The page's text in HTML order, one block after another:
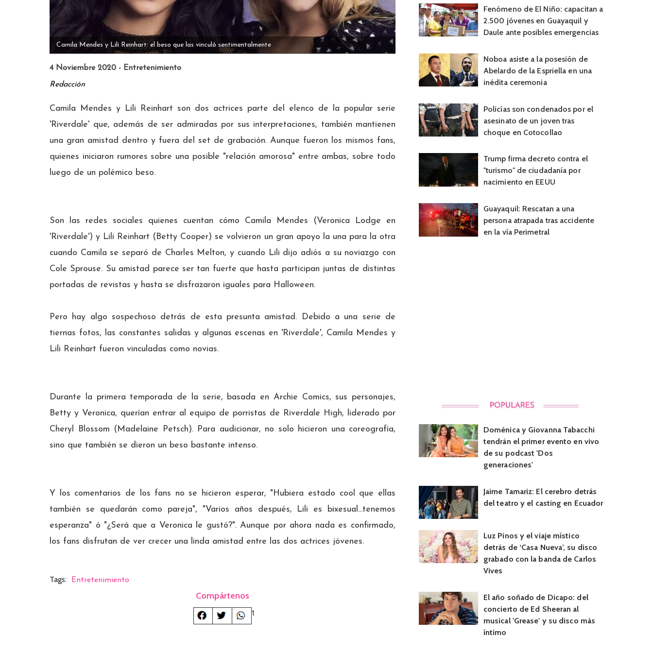
Camila Mendes y Lili Reinhart: el beso que las vinculó sentimentalmente
4 Noviembre 2020 - Entretenimiento
Redacción
Camila Mendes y Lili Reinhart son dos actrices parte del elenco de la popular serie
'Riverdale' que, además de ser admiradas por sus interpretaciones, también mantienen
una gran amistad dentro y fuera del set de grabación. Aunque fueron los mismos fans,
quienes iniciaron rumores sobre una posible "relación amorosa" entre ambas, sobre todo
luego de un polémico beso.
Son las redes sociales quienes cuentan cómo Camila Mendes (Veronica Lodge en
'Riverdale') y Lili Reinhart (Betty Cooper) se volvieron un gran apoyo la una para la otra
cuando Camila se separó de Charles Melton, y cuando Lili dijo adiós a su noviazgo con
Cole Sprouse. Su amistad parece ser tan fuerte que hasta participan juntas de distintas
portadas de revistas y hasta se disfrazaron iguales para Halloween.
Pero hay algo sospechoso detrás de esta presunta amistad. Debido a una serie de
tiernas fotos, las constantes salidas y algunas escenas en 'Riverdale', Camila Mendes y
Lili Reinhart fueron vinculadas como novias.
Durante la primera temporada de la serie, basada en Archie Comics, sus personajes,
Betty y Veronica, querían entrar al equipo de porristas de Riverdale High, liderado por
Cheryl Blossom (Madelaine Petsch). Para audicionar, no solo hicieron una coreografía,
sino que también se dieron un beso bastante intenso.
Y los comentarios de los fans no se hicieron esperar, "Hubiera estado cool que ellas
también se quedarán como pareja", "Varios años después, Lili es bixesual...tenemos
esperanza" ó "¿Será que a Veronica le gustó?". Aunque por ahora nada es confirmado,
los fans disfrutan de ver crecer una linda amistad entre las dos actrices jóvenes.
Tags: Entretenimiento
Compártenos
1
Fenómeno de El Niño: capacitan a
2.500 jóvenes en Guayaquil y
Daule ante posibles emergencias
Noboa asiste a la posesión de
Abelardo de la Espriella en una
inédita ceremonia
Policías son condenados por el
asesinato de un joven tras
choque en Cotocollao
Trump firma decreto contra el
"turismo" de ciudadanía por
nacimiento en EEUU
Guayaquil: Rescatan a una
persona atrapada tras accidente
en la vía Perimetral
Doménica y Giovanna Tabacchi
tendrán el primer evento en vivo
de su podcast 'Dos
generaciones'
Jaime Tamariz: El cerebro detrás
del teatro y el casting en Ecuador
Luz Pinos y el viaje místico
detrás de ‘Casa Nueva’, su disco
grabado con la banda de Carlos
Vives
El año soñado de Dicapo: del
concierto de Ed Sheeran al
musical 'Grease' y su disco más
íntimo